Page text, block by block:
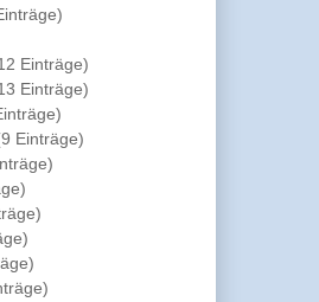
Einträge)
Einträge)
Einträge)